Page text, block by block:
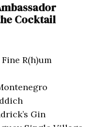
Cocktail
R(h)um
Gin